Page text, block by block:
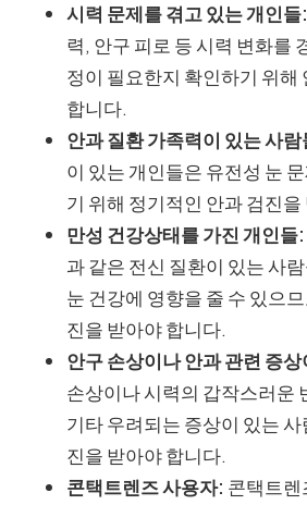
시력 문제를 겪고 있는 개인들:
력, 안구 피로 등 시력 변화를
정이 필요한지 확인하기 위해
합니다.
안과 질환 가족력이 있는 사람
이 있는 개인들은 유전성 눈
기 위해 정기적인 안과 검진
만성 건강상태를 가진 개인들:
과 같은 전신 질환이 있는 사
눈 건강에 영향을 줄 수 있으
진을 받아야 합니다.
안구 손상이나 안과 관련 증
손상이나 시력의 갑작스러운
기타 우려되는 증상이 있는
진을 받아야 합니다.
콘택트렌즈 사용자: 콘택트렌